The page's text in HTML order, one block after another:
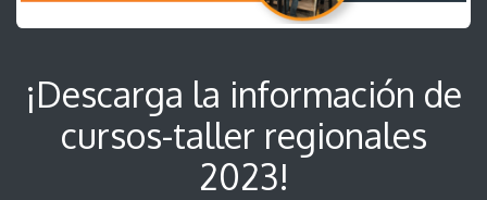
¡Descarga la información de
cursos-taller regionales
2023!